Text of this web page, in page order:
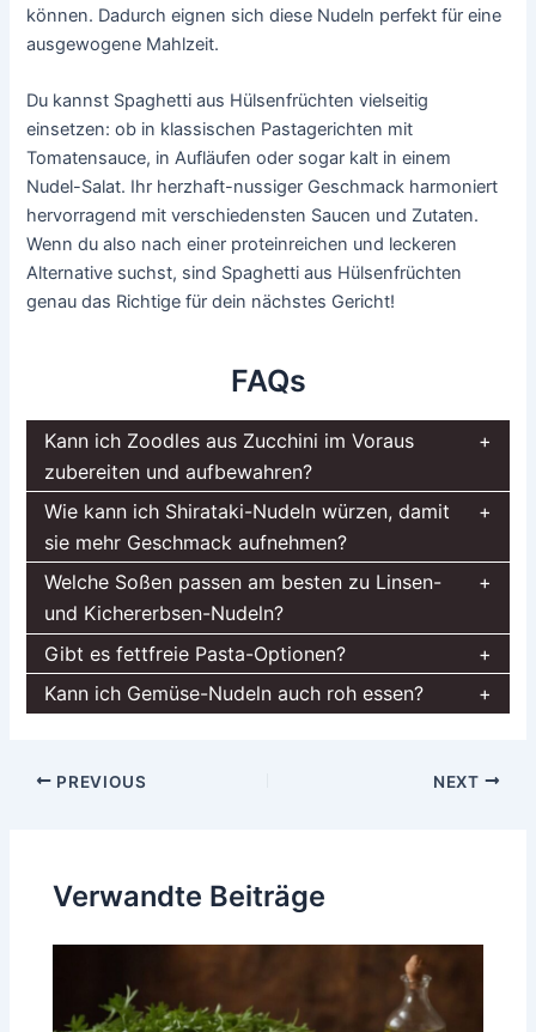
können. Dadurch eignen sich diese Nudeln perfekt für eine
ausgewogene Mahlzeit.
Du kannst Spaghetti aus Hülsenfrüchten vielseitig
einsetzen: ob in klassischen Pastagerichten mit
Tomatensauce, in Aufläufen oder sogar kalt in einem
Nudel-Salat. Ihr herzhaft-nussiger Geschmack harmoniert
hervorragend mit verschiedensten Saucen und Zutaten.
Wenn du also nach einer proteinreichen und leckeren
Alternative suchst, sind Spaghetti aus Hülsenfrüchten
genau das Richtige für dein nächstes Gericht!
FAQs
Kann ich Zoodles aus Zucchini im Voraus
zubereiten und aufbewahren?
Wie kann ich Shirataki-Nudeln würzen, damit
sie mehr Geschmack aufnehmen?
Welche Soßen passen am besten zu Linsen-
und Kichererbsen-Nudeln?
Gibt es fettfreie Pasta-Optionen?
Kann ich Gemüse-Nudeln auch roh essen?
Post
PREVIOUS NEXT
Verwandte Beiträge